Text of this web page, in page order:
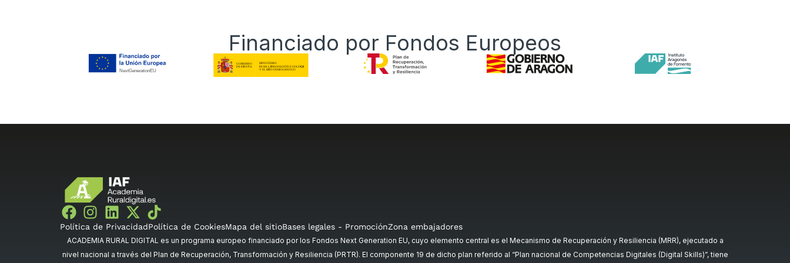
Financiado por Fondos Europeos
Política de PrivacidadPolítica de CookiesMapa del sitioBases legales - PromociónZona embajadores
ACADEMIA RURAL DIGITAL es un programa europeo financiado por los Fondos Next Generation EU, cuyo elemento central es el Mecanismo de Recuperación y Resiliencia (MRR), ejecutado a
nivel nacional a través del Plan de Recuperación, Transformación y Resiliencia (PRTR). El componente 19 de dicho plan referido al “Plan nacional de Competencias Digitales (Digital Skills)”, tiene